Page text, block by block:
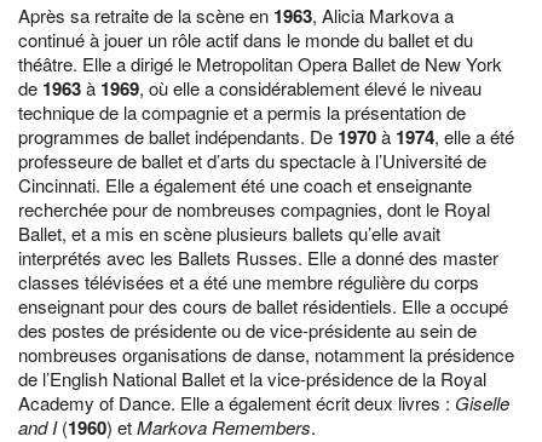
Après sa retraite de la scène en 1963, Alicia Markova a
continué à jouer un rôle actif dans le monde du ballet et du
théâtre. Elle a dirigé le Metropolitan Opera Ballet de New York
de 1963à 1969, où elle a considérablement élevé le niveau
technique de la compagnie et a permis la présentation de
programmes de ballet indépendants. De 1970à 1974, elle a été
professeure de ballet et d’arts du spectacle à l’Université de
Cincinnati. Elle a également été une coach et enseignante
recherchée pour de nombreuses compagnies, dont le Royal
Ballet, et a mis en scène plusieurs ballets qu’elle avait
interprétés avec les Ballets Russes. Elle a donné des master
classes télévisées et a été une membre régulière du corps
enseignant pour des cours de ballet résidentiels. Elle a occupé
des postes de présidente ou de vice-présidente au sein de
nombreuses organisations de danse, notamment la présidence
de l’English National Ballet et la vice-présidence de la Royal
Academy of Dance. Elle a également écrit deux livres : Giselle
and I(1960) etMarkova Remembers.